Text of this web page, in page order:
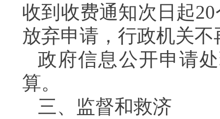
收到收费通知次日起
放弃申请，行政机关
政府信息公开申请
算。
三、监督和救济